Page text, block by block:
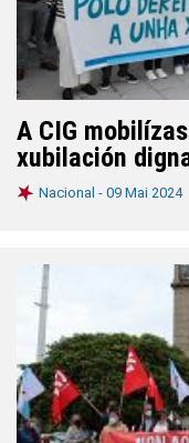
A CIG
xubilación
Nacional - 09 Mai 2024